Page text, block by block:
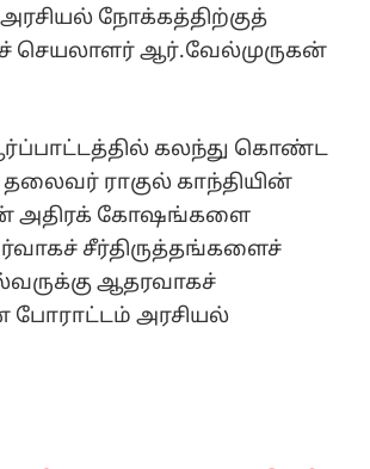
நோக்கத்திற்குத்
செயலாளர் ஆர்.வேல்முருகன்
கலந்து கொண்ட
ராகுல் காந்தியின்
அதிரக் கோஷங்களை
சீர்திருத்தங்களைச்
ஆதரவாகச்
போராட்டம் அரசியல்